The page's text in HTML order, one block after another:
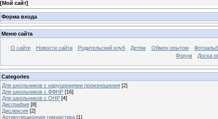
[Мой сайт]
Форма входа
Меню сайта
О сайте Новости сайта Родительский клуб Детям Обмен опытом
Форум
Доска
Categories
Для школьников с нарушениями произношения [2]
Для школьников с ФФНР [16]
Для школьников с ОНР [4]
Дисграфия [8]
Дислексия [2]
Артикуляционная гимнастика [1]